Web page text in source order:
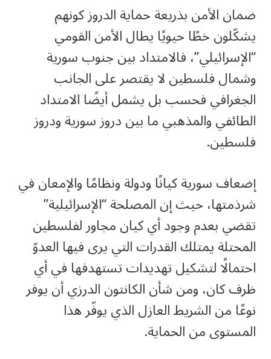
ضمان الأمن بذريعة حماية الدروز كونهم
يشكّلون خطًا حيويًا يطال الأمن القومي
“الإسرائيلي”، فالامتداد بين جنوب سورية
وشمال فلسطين لا يقتصر على الجانب
الجغرافي فحسب بل يشمل أيضًا الامتداد
الطائفي والمذهبي ما بين دروز سورية ودروز
فلسطين.
إضعاف سورية كيانًا ودولة ونظامًا والإمعان في
شرذمتها، حيث إن المصلحة “الإسرائيلية”
تقضي بعدم وجود أي كيان مجاور لفلسطين
المحتلة يمتلك القدرات التي يرى فيها العدوّ
احتمالًا لتشكيل تهديدات تستهدفها في أي
ظرف كان، ومن شأن الكانتون الدرزي أن يوفر
نوعًا من الشريط العازل الذي يوفّر هذا
المستوى من الحماية.